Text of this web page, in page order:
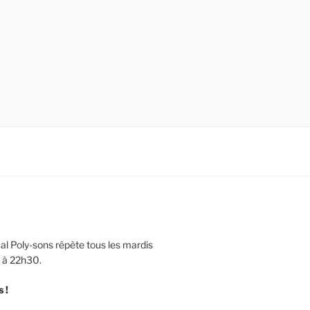
Poly-sons répète tous les mardis
22h30.
!